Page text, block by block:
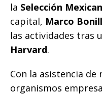
la Selección
capital, Marco
las actividades tras
Harvard.
Con la asistencia
organismos